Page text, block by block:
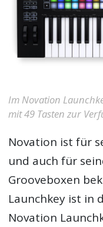
Im Novation
mit 49 Tasten zur
Novation ist für
und auch für
Grooveboxen
Launchkey ist in
Novation